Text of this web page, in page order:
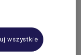
wszystkie